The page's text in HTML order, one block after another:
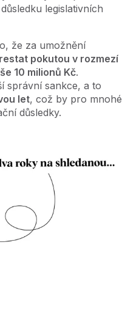
legislativních
že za umožnění
pokutou v rozmezí
10 milionů Kč.
správní sankce, a to
let, což by pro mnohé
důsledky.